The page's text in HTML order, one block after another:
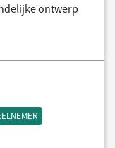
ontwerp